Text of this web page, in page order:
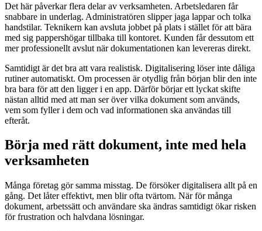
Det här påverkar flera delar av verksamheten. Arbetsledaren får
snabbare in underlag. Administratören slipper jaga lappar och tolka
handstilar. Teknikern kan avsluta jobbet på plats i stället för att bära
med sig pappershögar tillbaka till kontoret. Kunden får dessutom ett
mer professionellt avslut när dokumentationen kan levereras direkt.
Samtidigt är det bra att vara realistisk. Digitalisering löser inte dåliga
rutiner automatiskt. Om processen är otydlig från början blir den inte
bra bara för att den ligger i en app. Därför börjar ett lyckat skifte
nästan alltid med att man ser över vilka dokument som används,
vem som fyller i dem och vad informationen ska användas till
efteråt.
Börja med rätt dokument, inte med hela
verksamheten
Många företag gör samma misstag. De försöker digitalisera allt på en
gång. Det låter effektivt, men blir ofta tvärtom. När för många
dokument, arbetssätt och användare ska ändras samtidigt ökar risken
för frustration och halvdana lösningar.